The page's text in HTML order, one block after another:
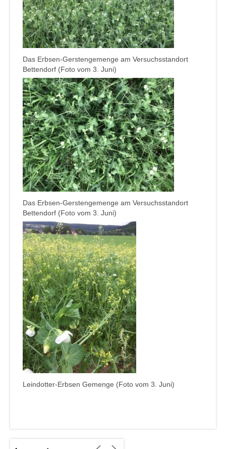
Das Erbsen-Gerstengemenge am Versuchsstandort
Bettendorf (Foto vom 3. Juni)
Das Erbsen-Gerstengemenge am Versuchsstandort
Bettendorf (Foto vom 3. Juni)
Leindotter-Erbsen Gemenge (Foto vom 3. Juni)